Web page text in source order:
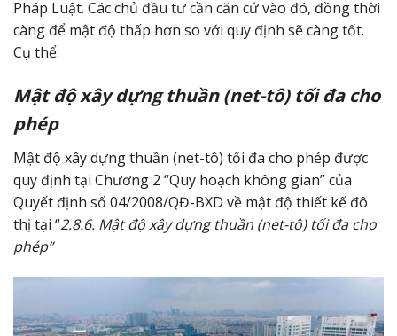
Pháp Luật. Các chủ đầu tư cần căn cứ vào đó, đồng thời
càng để mật độ thấp hơn so với quy định sẽ càng tốt.
Cụ thể:
Mật độ xây dựng thuần (net-tô) tối đa cho
phép
Mật độ xây dựng thuần (net-tô) tối đa cho phép được
quy định tại Chương 2 “Quy hoạch không gian” của
Quyết định số 04/2008/QĐ-BXD về mật độ thiết kế đô
thị tại “2.8.6. Mật độ xây dựng thuần (net-tô) tối đa cho
phép”